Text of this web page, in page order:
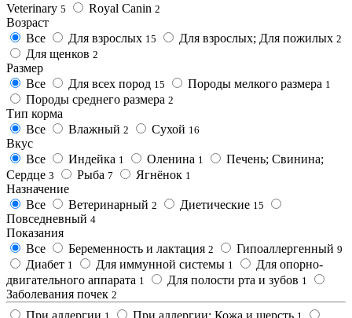
Veterinary 5 Royal Canin 2
Возраст
Все
Для взрослых 15 Для взрослых; Для пожилых 2
Для щенков 2
Размер
Все
Для всех пород 15 Породы мелкого размера 1
Породы среднего размера 2
Тип корма
Все
Влажный 2 Сухой 16
Вкус
Все
Индейка 1 Оленина 1
Печень; Свинина;
Сердце 3 Рыба 7 Ягнёнок 1
Назначение
Все
Ветеринарный 2 Диетические 15
Повседневный 4
Показания
Все
Беременность и лактация 2 Гипоаллергенный 9
Диабет 1 Для иммунной системы 1
Для опорно-
двигательного аппарата 1 Для полости рта и зубов 1
Заболевания почек 2
При аллергии При аллергии; Кожа и шерсть